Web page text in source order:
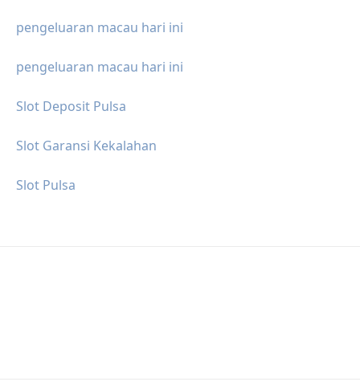
pengeluaran macau hari ini
pengeluaran macau hari ini
Slot Deposit Pulsa
Slot Garansi Kekalahan
Slot Pulsa